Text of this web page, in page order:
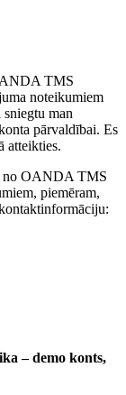
TMS
noteikumiem
man
pārvaldībai. Es
atteikties.
no OANDA TMS
piemēram,
– demo konts,